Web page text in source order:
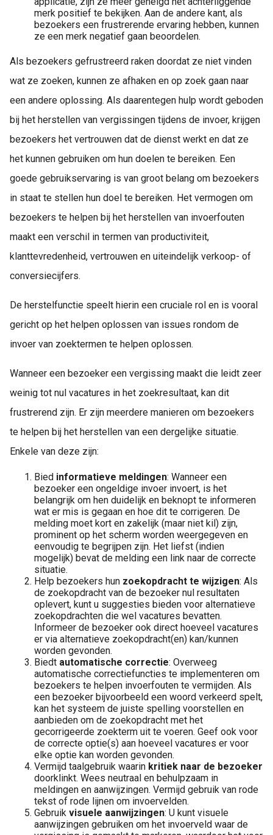
merk positief te bekijken. Aan de andere kant, als
bezoekers een frustrerende ervaring hebben, kunnen
ze een merk negatief gaan beoordelen.
Als bezoekers gefrustreerd raken doordat ze niet vinden
wat ze zoeken, kunnen ze afhaken en op zoek gaan naar
een andere oplossing. Als daarentegen hulp wordt geboden
bij het herstellen van vergissingen tijdens de invoer, krijgen
bezoekers het vertrouwen dat de dienst werkt en dat ze
het kunnen gebruiken om hun doelen te bereiken. Een
goede gebruikservaring is van groot belang om bezoekers
in staat te stellen hun doel te bereiken. Het vermogen om
bezoekers te helpen bij het herstellen van invoerfouten
maakt een verschil in termen van productiviteit,
klanttevredenheid, vertrouwen en uiteindelijk verkoop- of
conversiecijfers.
De herstelfunctie speelt hierin een cruciale rol en is vooral
gericht op het helpen oplossen van issues rondom de
invoer van zoektermen te helpen oplossen.
Wanneer een bezoeker een vergissing maakt die leidt zeer
weinig tot nul vacatures in het zoekresultaat, kan dit
frustrerend zijn. Er zijn meerdere manieren om bezoekers
te helpen bij het herstellen van een dergelijke situatie.
Enkele van deze zijn:
Bied informatieve meldingen: Wanneer een
bezoeker een ongeldige invoer invoert, is het
belangrijk om hen duidelijk en beknopt te informeren
wat er mis is gegaan en hoe dit te corrigeren. De
melding moet kort en zakelijk (maar niet kil) zijn,
prominent op het scherm worden weergegeven en
eenvoudig te begrijpen zijn. Het liefst (indien
mogelijk) bevat de melding een link naar de correcte
situatie.
Help bezoekers hun zoekopdracht te wijzigen: Als
de zoekopdracht van de bezoeker nul resultaten
oplevert, kunt u suggesties bieden voor alternatieve
zoekopdrachten die wel vacatures bevatten.
Informeer de bezoeker ook direct hoeveel vacatures
er via alternatieve zoekopdracht(en) kan/kunnen
worden gevonden.
Biedt automatische correctie: Overweeg
automatische correctiefuncties te implementeren om
bezoekers te helpen invoerfouten te vermijden. Als
een bezoeker bijvoorbeeld een woord verkeerd spelt,
kan het systeem de juiste spelling voorstellen en
aanbieden om de zoekopdracht met het
gecorrigeerde zoekterm uit te voeren. Geef ook voor
de correcte optie(s) aan hoeveel vacatures er voor
elke optie kan worden gevonden.
Vermijd taalgebruik waarin kritiek naar de bezoeker
doorklinkt. Wees neutraal en behulpzaam in
meldingen en aanwijzingen. Vermijd gebruik van rode
tekst of rode lijnen om invoervelden.
Gebruik visuele aanwijzingen: U kunt visuele
aanwijzingen gebruiken om het invoerveld waar de